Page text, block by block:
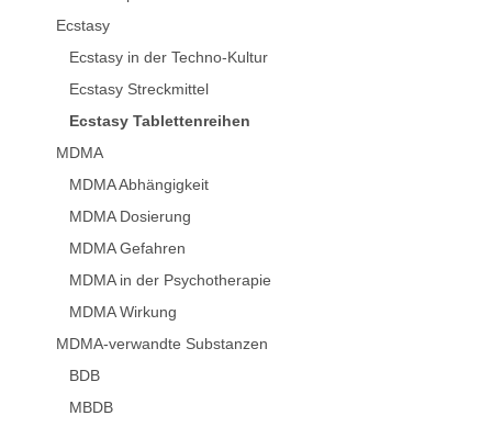
Ecstasy
Ecstasy in der Techno-Kultur
Ecstasy Streckmittel
Ecstasy Tablettenreihen
MDMA
MDMA Abhängigkeit
MDMA Dosierung
MDMA Gefahren
MDMA in der Psychotherapie
MDMA Wirkung
MDMA-verwandte Substanzen
BDB
MBDB